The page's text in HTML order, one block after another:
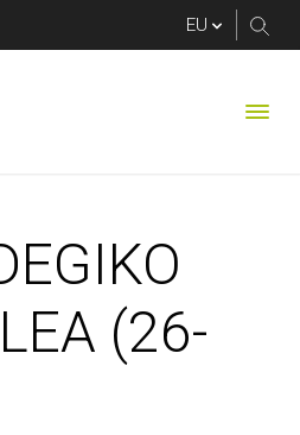
(26-